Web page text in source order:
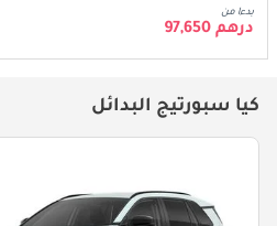
بدءا من
درهم 97,650
كيا سبورتيج البدائل